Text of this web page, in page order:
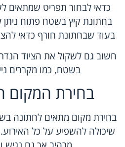
כדאי לבחור תפריט שמתאים
בחתונת קיץ בשטח פתוח ניתן
בעוד שבחתונת חורף כדאי
חשוב גם לשקול את הציוד
בשטח, כמו מקררים
בחירת המקום
בחירת מקום מתאים לחתונה
שיכולה להשפיע על כל